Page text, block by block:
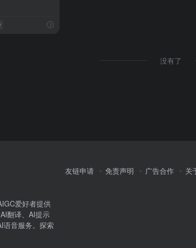
没有了
爱好者提供
翻译、AI提示
语音服务。探索
友链申请 免责声明 广告合作 关